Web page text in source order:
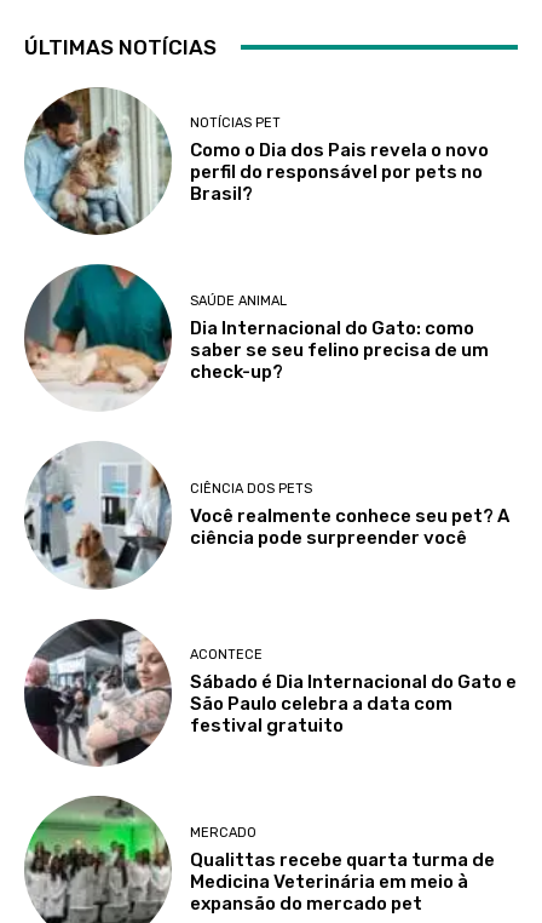
ÚLTIMAS NOTÍCIAS
NOTÍCIAS PET
Como o Dia dos Pais revela o novo
perfil do responsável por pets no
Brasil?
SAÚDE ANIMAL
Dia Internacional do Gato: como
saber se seu felino precisa de um
check-up?
CIÊNCIA DOS PETS
Você realmente conhece seu pet? A
ciência pode surpreender você
ACONTECE
Sábado é Dia Internacional do Gato e
São Paulo celebra a data com
festival gratuito
MERCADO
Qualittas recebe quarta turma de
Medicina Veterinária em meio à
expansão do mercado pet